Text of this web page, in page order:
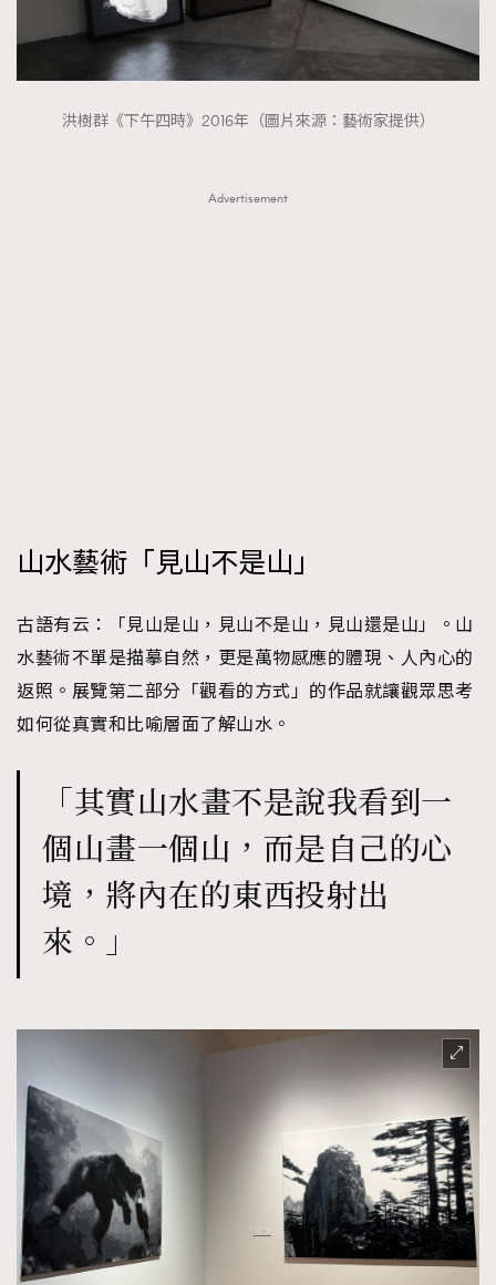
洪樹群《下午四時》2016年（圖片來源：藝術家提供）
Advertisement
山水藝術「見山不是山」
古語有云：「見山是山，見山不是山，見山還是山」。山
水藝術不單是描摹自然，更是萬物感應的體現、人內心的
返照。展覽第二部分「觀看的方式」的作品就讓觀眾思考
如何從真實和比喻層面了解山水。
「其實山水畫不是說我看到一
個山畫一個山，而是自己的心
境，將內在的東西投射出
來。」